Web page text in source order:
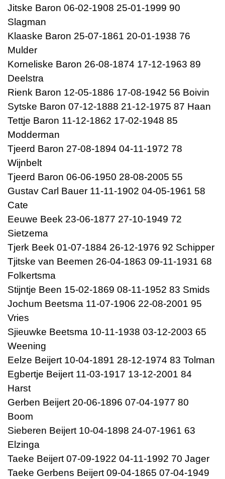
Jitske Baron 06-02-1908 25-01-1999 90
Slagman
Klaaske Baron 25-07-1861 20-01-1938 76
Mulder
Korneliske Baron 26-08-1874 17-12-1963 89
Deelstra
Rienk Baron 12-05-1886 17-08-1942 56 Boivin
Sytske Baron 07-12-1888 21-12-1975 87 Haan
Tettje Baron 11-12-1862 17-02-1948 85
Modderman
Tjeerd Baron 27-08-1894 04-11-1972 78
Wijnbelt
Tjeerd Baron 06-06-1950 28-08-2005 55
Gustav Carl Bauer 11-11-1902 04-05-1961 58
Cate
Eeuwe Beek 23-06-1877 27-10-1949 72
Sietzema
Tjerk Beek 01-07-1884 26-12-1976 92 Schipper
Tjitske van Beemen 26-04-1863 09-11-1931 68
Folkertsma
Stijntje Been 15-02-1869 08-11-1952 83 Smids
Jochum Beetsma 11-07-1906 22-08-2001 95
Vries
Sjieuwke Beetsma 10-11-1938 03-12-2003 65
Weening
Eelze Beijert 10-04-1891 28-12-1974 83 Tolman
Egbertje Beijert 11-03-1917 13-12-2001 84
Harst
Gerben Beijert 20-06-1896 07-04-1977 80
Boom
Sieberen Beijert 10-04-1898 24-07-1961 63
Elzinga
Taeke Beijert 07-09-1922 04-11-1992 70 Jager
Taeke Gerbens Beijert 09-04-1865 07-04-1949